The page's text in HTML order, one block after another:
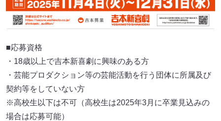
■応募資格
・18歳以上で吉本新喜劇に興味のある方
・芸能プロダクション等の芸能活動を行う団体に所属及び
契約等をしていない方
※高校生以下は不可（高校生は2025年3月に卒業見込みの
場合は応募可能）